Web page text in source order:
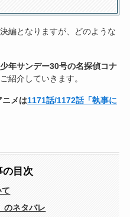
編となりますが、どのような
年サンデー30号の名探偵コナ
紹介していきます。
メは1171話/1172話「執事に
の目次
のネタバレ